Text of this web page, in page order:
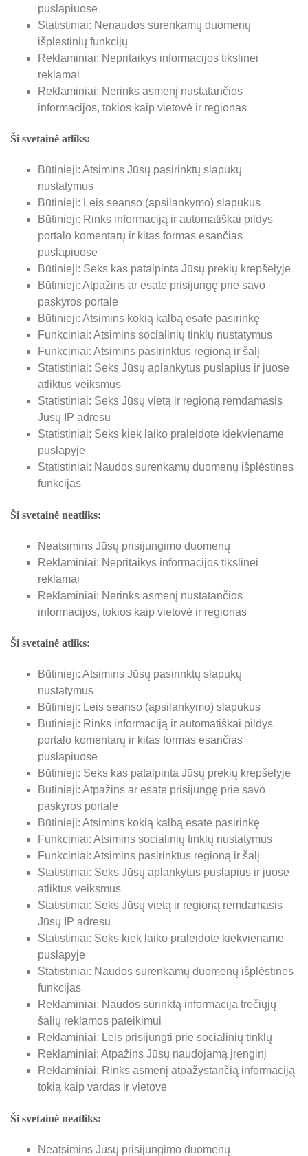
puslapiuose
Statistiniai: Nenaudos surenkamų duomenų
išplėstinių funkcijų
Reklaminiai: Nepritaikys informacijos tikslinei
reklamai
Reklaminiai: Nerinks asmenį nustatančios
informacijos, tokios kaip vietovė ir regionas
Ši svetainė atliks:
Būtinieji: Atsimins Jūsų pasirinktų slapukų
nustatymus
Būtinieji: Leis seanso (apsilankymo) slapukus
Būtinieji: Rinks informaciją ir automatiškai pildys
portalo komentarų ir kitas formas esančias
puslapiuose
Būtinieji: Seks kas patalpinta Jūsų prekių krepšelyje
Būtinieji: Atpažins ar esate prisijungę prie savo
paskyros portale
Būtinieji: Atsimins kokią kalbą esate pasirinkę
Funkciniai: Atsimins socialinių tinklų nustatymus
Funkciniai: Atsimins pasirinktus regioną ir šalį
Statistiniai: Seks Jūsų aplankytus puslapius ir juose
atliktus veiksmus
Statistiniai: Seks Jūsų vietą ir regioną remdamasis
Jūsų IP adresu
Statistiniai: Seks kiek laiko praleidote kiekviename
puslapyje
Statistiniai: Naudos surenkamų duomenų išplėstines
funkcijas
Ši svetainė neatliks:
Neatsimins Jūsų prisijungimo duomenų
Reklaminiai: Nepritaikys informacijos tikslinei
reklamai
Reklaminiai: Nerinks asmenį nustatančios
informacijos, tokios kaip vietovė ir regionas
Ši svetainė atliks:
Būtinieji: Atsimins Jūsų pasirinktų slapukų
nustatymus
Būtinieji: Leis seanso (apsilankymo) slapukus
Būtinieji: Rinks informaciją ir automatiškai pildys
portalo komentarų ir kitas formas esančias
puslapiuose
Būtinieji: Seks kas patalpinta Jūsų prekių krepšelyje
Būtinieji: Atpažins ar esate prisijungę prie savo
paskyros portale
Būtinieji: Atsimins kokią kalbą esate pasirinkę
Funkciniai: Atsimins socialinių tinklų nustatymus
Funkciniai: Atsimins pasirinktus regioną ir šalį
Statistiniai: Seks Jūsų aplankytus puslapius ir juose
atliktus veiksmus
Statistiniai: Seks Jūsų vietą ir regioną remdamasis
Jūsų IP adresu
Statistiniai: Seks kiek laiko praleidote kiekviename
puslapyje
Statistiniai: Naudos surenkamų duomenų išplėstines
funkcijas
Reklaminiai: Naudos surinktą informacija trečiųjų
šalių reklamos pateikimui
Reklaminiai: Leis prisijungti prie socialinių tinklų
Reklaminiai: Atpažins Jūsų naudojamą įrenginį
Reklaminiai: Rinks asmenį atpažystančią informaciją
tokią kaip vardas ir vietovė
Ši svetainė neatliks:
Neatsimins Jūsų prisijungimo duomenų